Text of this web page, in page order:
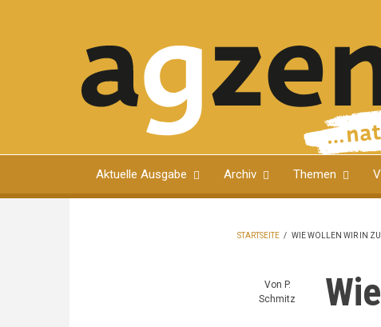
Aktuelle Ausgabe Archiv Themen
STARTSEITE / WIE WOLLEN WIR IN
Von P.
Schmitz